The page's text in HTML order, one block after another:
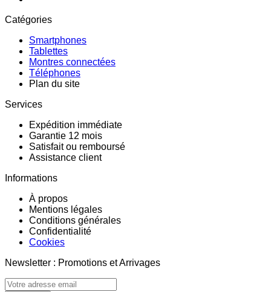
Catégories
Smartphones
Tablettes
Montres connectées
Téléphones
Plan du site
Services
Expédition immédiate
Garantie 12 mois
Satisfait ou remboursé
Assistance client
Informations
À propos
Mentions légales
Conditions générales
Confidentialité
Cookies
Newsletter : Promotions et Arrivages